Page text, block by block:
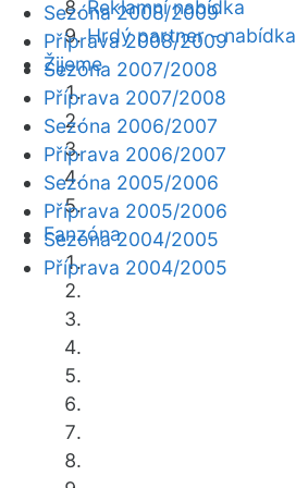
Reklamní nabídka
Hrdý partner - nabídka
Žijeme
Fanzóna
Sezóna 2008/2009
Příprava 2008/2009
Sezóna 2007/2008
Příprava 2007/2008
Sezóna 2006/2007
Příprava 2006/2007
Sezóna 2005/2006
Příprava 2005/2006
Sezóna 2004/2005
Příprava 2004/2005